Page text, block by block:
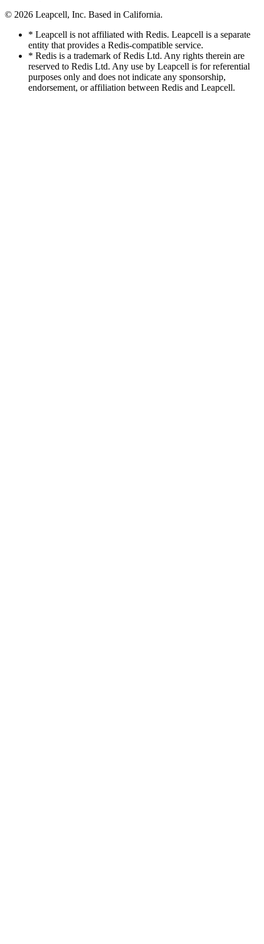
© 2026 Leapcell, Inc. Based in California.
* Leapcell is not affiliated with Redis. Leapcell is a separate
entity that provides a Redis-compatible service.
* Redis is a trademark of Redis Ltd. Any rights therein are
reserved to Redis Ltd. Any use by Leapcell is for referential
purposes only and does not indicate any sponsorship,
endorsement, or affiliation between Redis and Leapcell.